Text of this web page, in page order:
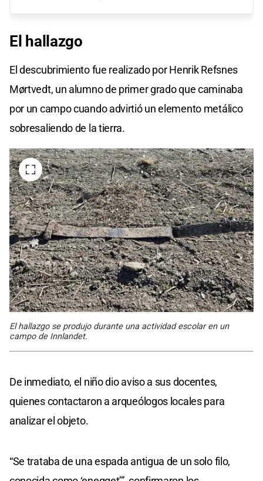
El hallazgo
El descubrimiento fue realizado por Henrik Refsnes
Mørtvedt, un alumno de primer grado que caminaba
por un campo cuando advirtió un elemento metálico
sobresaliendo de la tierra.
El hallazgo se produjo durante una actividad escolar en un
campo de Innlandet.
De inmediato, el niño dio aviso a sus docentes,
quienes contactaron a arqueólogos locales para
analizar el objeto.
“Se trataba de una espada antigua de un solo filo,